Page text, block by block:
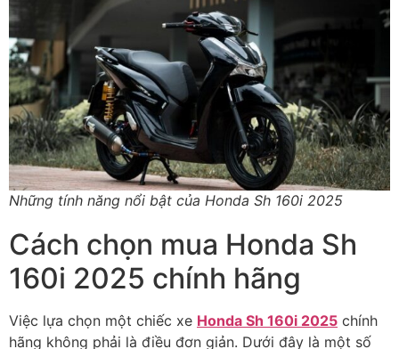
Những tính năng nổi bật của Honda Sh 160i 2025
Cách chọn mua Honda Sh
160i 2025 chính hãng
Việc lựa chọn một chiếc xe Honda Sh 160i 2025 chính
hãng không phải là điều đơn giản. Dưới đây là một số